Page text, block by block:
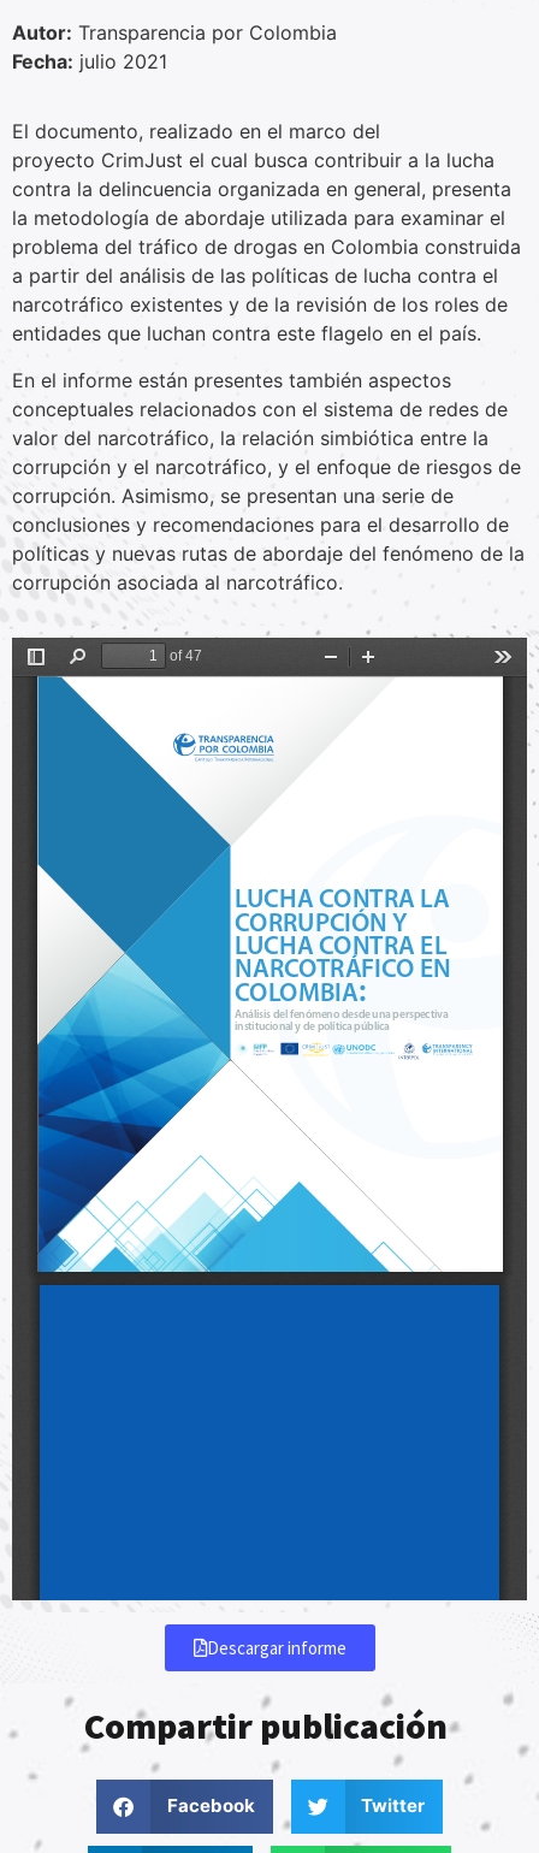
Autor: Transparencia por Colombia
Fecha: julio 2021
El documento, realizado en el marco del
proyecto CrimJust el cual busca contribuir a la lucha
contra la delincuencia organizada en general, presenta
la metodología de abordaje utilizada para examinar el
problema del tráfico de drogas en Colombia construida
a partir del análisis de las políticas de lucha contra el
narcotráfico existentes y de la revisión de los roles de
entidades que luchan contra este flagelo en el país.
En el informe están presentes también aspectos
conceptuales relacionados con el sistema de redes de
valor del narcotráfico, la relación simbiótica entre la
corrupción y el narcotráfico, y el enfoque de riesgos de
corrupción. Asimismo, se presentan una serie de
conclusiones y recomendaciones para el desarrollo de
políticas y nuevas rutas de abordaje del fenómeno de la
corrupción asociada al narcotráfico.
Descargar informe
Compartir publicación
Facebook Twitter